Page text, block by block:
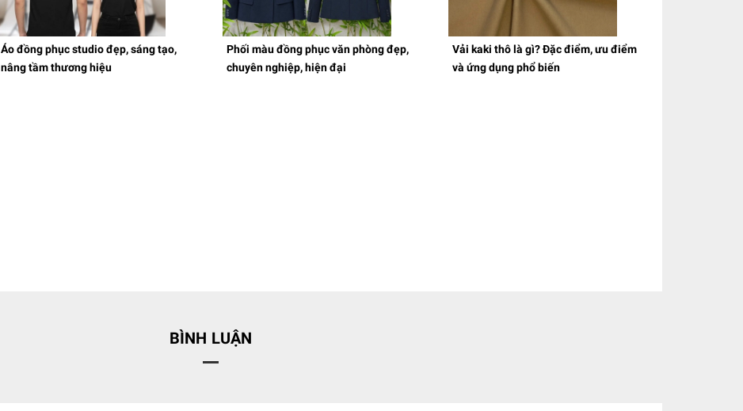
Áo đồng phục studio đẹp, sáng tạo,
nâng tầm thương hiệu
Phối màu đồng phục văn phòng đẹp,
chuyên nghiệp, hiện đại
Vải kaki thô là gì? Đặc điểm, ưu điểm
và ứng dụng phổ biến
BÌNH LUẬN